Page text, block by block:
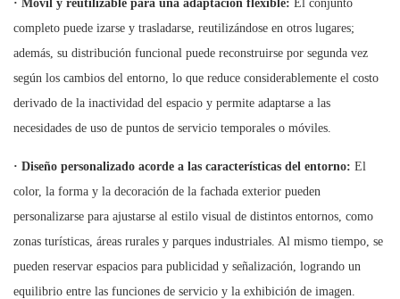
· Móvil y reutilizable para una adaptación flexible: El conjunto
completo puede izarse y trasladarse, reutilizándose en otros lugares;
además, su distribución funcional puede reconstruirse por segunda vez
según los cambios del entorno, lo que reduce considerablemente el costo
derivado de la inactividad del espacio y permite adaptarse a las
necesidades de uso de puntos de servicio temporales o móviles.
· Diseño personalizado acorde a las características del entorno: El
color, la forma y la decoración de la fachada exterior pueden
personalizarse para ajustarse al estilo visual de distintos entornos, como
zonas turísticas, áreas rurales y parques industriales. Al mismo tiempo, se
pueden reservar espacios para publicidad y señalización, logrando un
equilibrio entre las funciones de servicio y la exhibición de imagen.